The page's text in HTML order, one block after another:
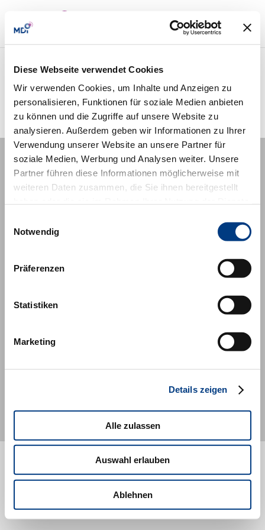
Diese Webseite verwendet Cookies
Wir verwenden Cookies, um Inhalte und Anzeigen zu
personalisieren, Funktionen für soziale Medien anbieten
zu können und die Zugriffe auf unsere Website zu
analysieren. Außerdem geben wir Informationen zu Ihrer
Verwendung unserer Website an unsere Partner für
soziale Medien, Werbung und Analysen weiter. Unsere
Partner führen diese Informationen möglicherweise mit
weiteren Daten zusammen, die Sie ihnen bereitgestellt
Notwendig
Präferenzen
Statistiken
Marketing
Details zeigen
Alle zulassen
Auswahl erlauben
Ablehnen
Kontakt
Information
Imprint
MDI company website
Facebook
Youtube
© MDI Management Development Institute, 2020